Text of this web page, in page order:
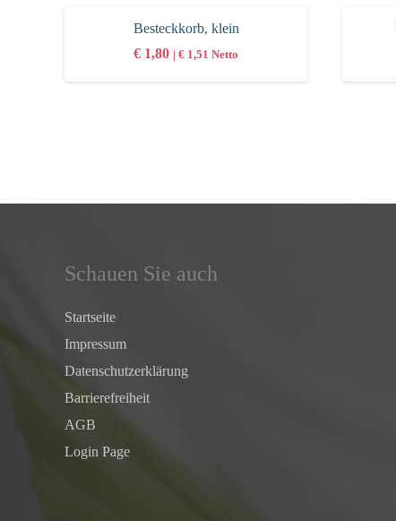
Besteckkorb, klein
€ 1,80 |€ 1,51 Netto
Schauen Sie auch
Startseite
Impressum
Datenschutz­erklärung
Barrierefreiheit
AGB
Login Page